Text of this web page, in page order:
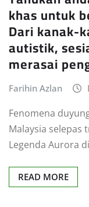
khas untuk
Dari kanak-
autistik,
merasai
Farihin Azlan
Fenomena
Malaysia selepas
Legenda Aurora
READ MORE